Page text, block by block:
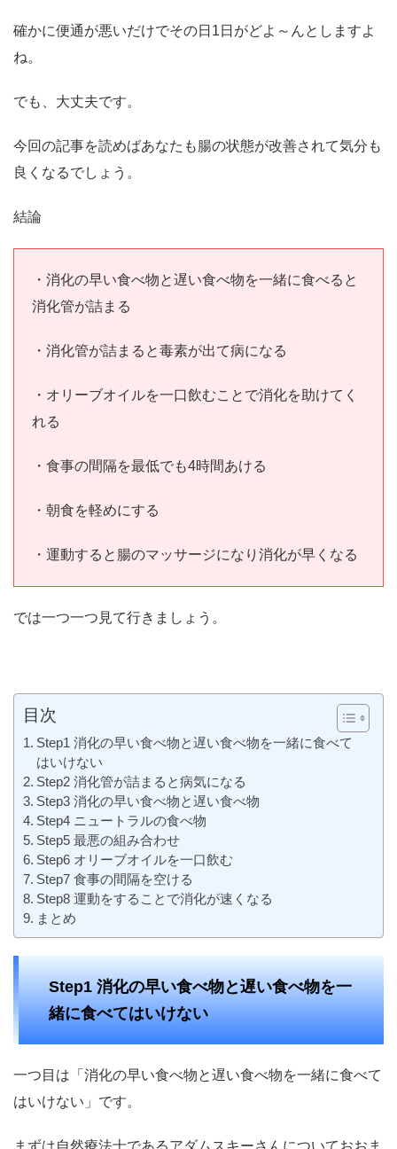
確かに便通が悪いだけでその日1日がどよ～んとしますよ
ね。
でも、大丈夫です。
今回の記事を読めばあなたも腸の状態が改善されて気分も
良くなるでしょう。
結論
・消化の早い食べ物と遅い食べ物を一緒に食べると
消化管が詰まる
・消化管が詰まると毒素が出て病になる
・オリーブオイルを一口飲むことで消化を助けてく
れる
・食事の間隔を最低でも4時間あける
・朝食を軽めにする
・運動すると腸のマッサージになり消化が早くなる
では一つ一つ見て行きましょう。
目次
Step1 消化の早い食べ物と遅い食べ物を一緒に食べて
はいけない
Step2 消化管が詰まると病気になる
Step3 消化の早い食べ物と遅い食べ物
Step4 ニュートラルの食べ物
Step5 最悪の組み合わせ
Step6 オリーブオイルを一口飲む
Step7 食事の間隔を空ける
Step8 運動をすることで消化が速くなる
まとめ
Step1 消化の早い食べ物と遅い食べ物を一
緒に食べてはいけない
一つ目は「消化の早い食べ物と遅い食べ物を一緒に食べて
はいけない」です。
まずは自然療法士であるアダムスキーさんについておおま